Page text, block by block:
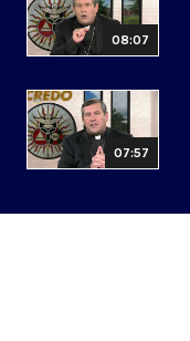
08:07
07:57